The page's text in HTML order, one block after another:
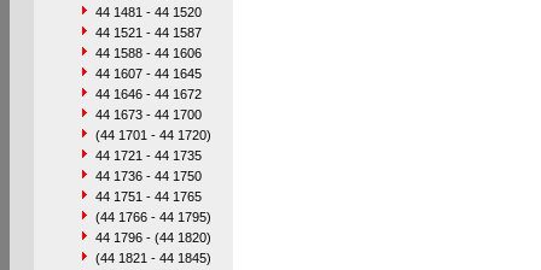
44 1481 - 44 1520
44 1521 - 44 1587
44 1588 - 44 1606
44 1607 - 44 1645
44 1646 - 44 1672
44 1673 - 44 1700
(44 1701 - 44 1720)
44 1721 - 44 1735
44 1736 - 44 1750
44 1751 - 44 1765
(44 1766 - 44 1795)
44 1796 - (44 1820)
(44 1821 - 44 1845)